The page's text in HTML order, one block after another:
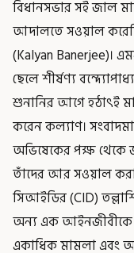
বিধানসভার সই জাল
আদালতে সওয়াল
(Kalyan Banerjee)।
ছেলে শীর্ষণ্য
শুনানির আগে হঠাৎই
করেন কল্যাণ।
অভিষেকের পক্ষ থেকে
তাঁদের আর সওয়াল
সিআইডির (CID)
অন্য এক আইনজীবীকে
একাধিক মামলা এবং